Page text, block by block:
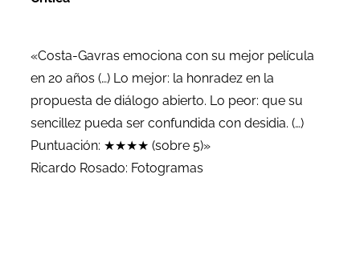
«Costa-Gavras emociona con su mejor película
en 20 años (…) Lo mejor: la honradez en la
propuesta de diálogo abierto. Lo peor: que su
sencillez pueda ser confundida con desidia. (…)
Puntuación: ★★★★ (sobre 5)»
Ricardo Rosado: Fotogramas